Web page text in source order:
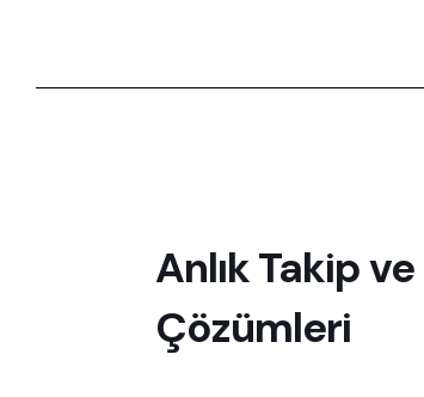
Anlık Takipve
Çözümleri